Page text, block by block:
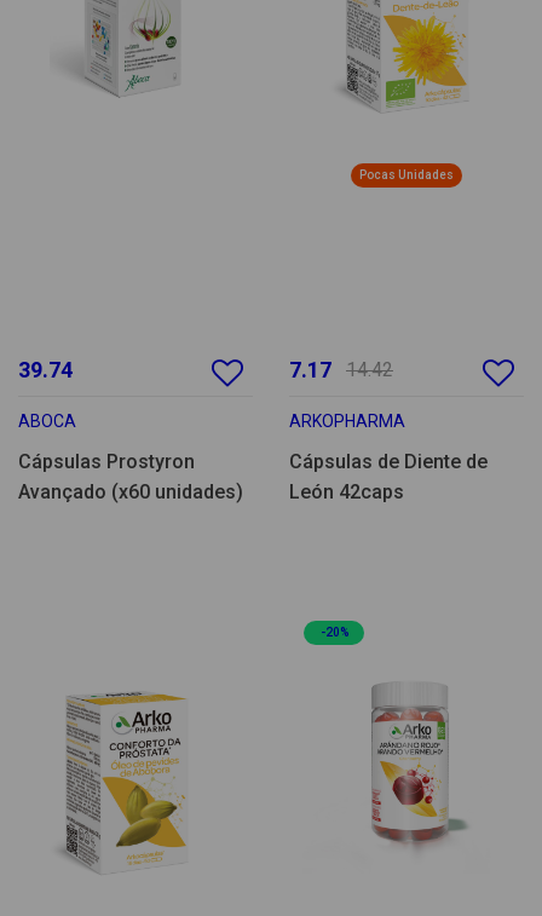
39.74
ABOCA
Cápsulas Prostyron
Avançado (x60 unidades)
Pocas Unidades
7.17 14.42
ARKOPHARMA
Cápsulas de Diente de
León 42caps
-20%